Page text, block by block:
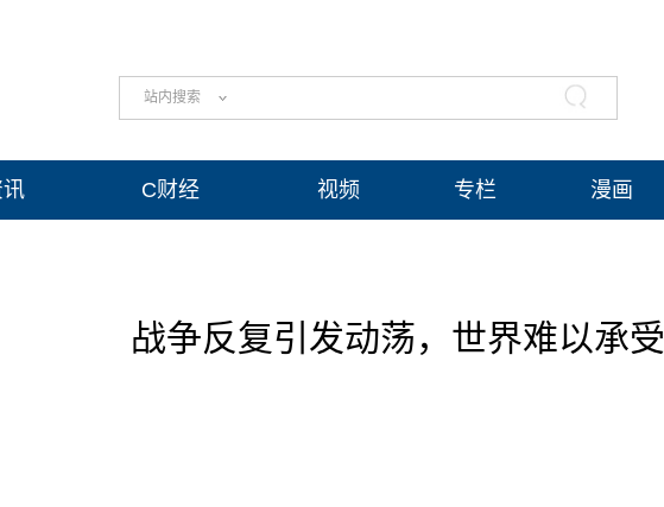
站内搜索
C财经 视频 专栏 漫画
战争反复引发动荡，世界难以承受